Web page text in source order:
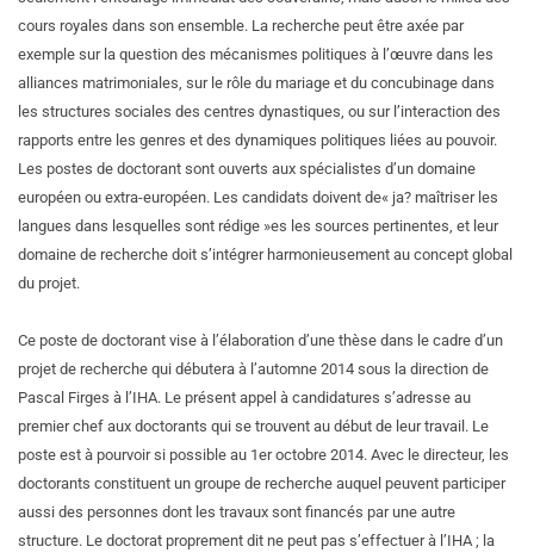
cours royales dans son ensemble. La recherche peut être axée par
exemple sur la question des mécanismes politiques à l’œuvre dans les
alliances matrimoniales, sur le rôle du mariage et du concubinage dans
les structures sociales des centres dynastiques, ou sur l’interaction des
rapports entre les genres et des dynamiques politiques liées au pouvoir.
Les postes de doctorant sont ouverts aux spécialistes d’un domaine
européen ou extra-européen. Les candidats doivent de« ja? maîtriser les
langues dans lesquelles sont rédige »es les sources pertinentes, et leur
domaine de recherche doit s’intégrer harmonieusement au concept global
du projet.
Ce poste de doctorant vise à l’élaboration d’une thèse dans le cadre d’un
projet de recherche qui débutera à l’automne 2014 sous la direction de
Pascal Firges à l’IHA. Le présent appel à candidatures s’adresse au
premier chef aux doctorants qui se trouvent au début de leur travail. Le
poste est à pourvoir si possible au 1er octobre 2014. Avec le directeur, les
doctorants constituent un groupe de recherche auquel peuvent participer
aussi des personnes dont les travaux sont financés par une autre
structure. Le doctorat proprement dit ne peut pas s’effectuer à l’IHA ; la